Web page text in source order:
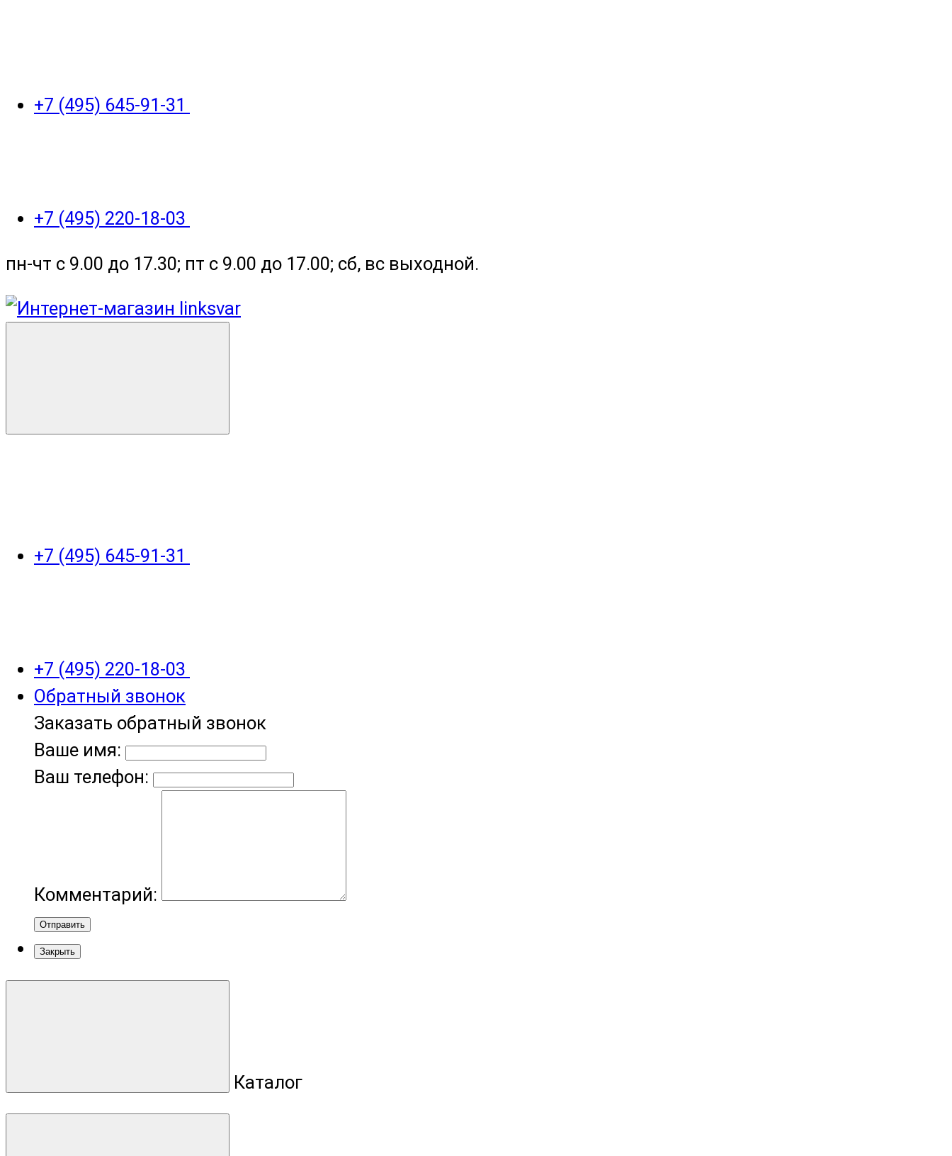
+7 (495) 645-91-31
+7 (495) 220-18-03
пн-чт с 9.00 до 17.30; пт с 9.00 до 17.00; сб, вс выходной.
+7 (495) 645-91-31
+7 (495) 220-18-03
Обратный звонок
Заказать обратный звонок
Ваше имя:
Ваш телефон:
Комментарий:
Отправить
Закрыть
Каталог